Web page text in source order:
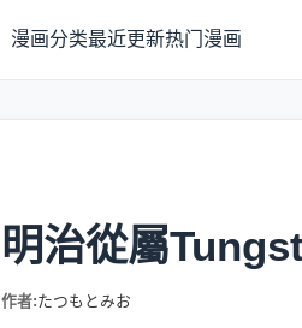
漫画分类最近更新热门漫画
明治從屬
作者:たつもとみお